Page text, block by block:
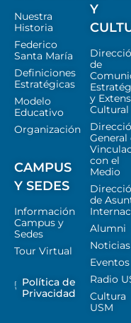
Nuestra
Historia
Federico
Santa María
Definiciones
Estratégicas
Modelo
Educativo
Organización
CAMPUS
Y SEDES
Información
Campus y
Sedes
Tour Virtual
Política de
Privacidad
Y
de
y
Cultural
General
con el
Medio
de
Alumni
Noticias
Eventos
Radio
Cultura
USM